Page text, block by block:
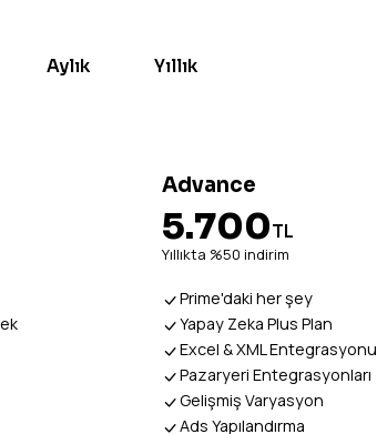
Aylık Yıllık
Advance
5.700TL
Yıllıkta %50 indirim
Prime'daki her şey
Yapay Zeka Plus Plan
Excel & XML Entegrasyonu
Pazaryeri Entegrasyonları
Gelişmiş Varyasyon
Ads Yapılandırma